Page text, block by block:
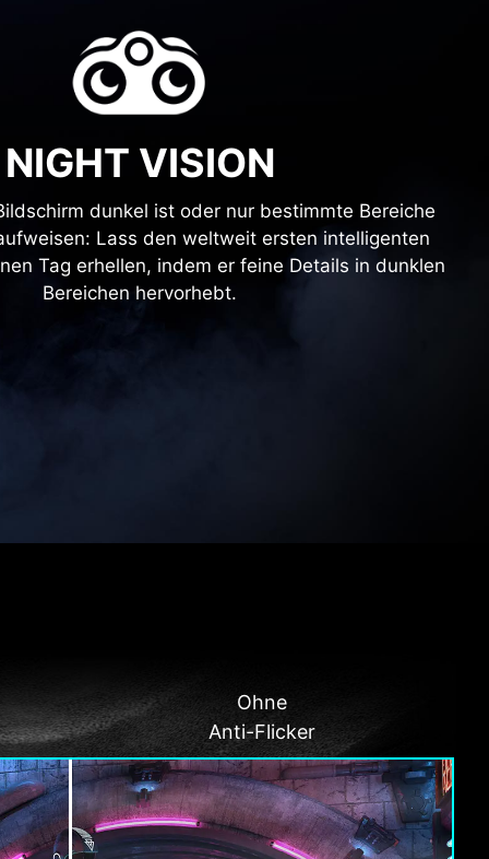
NIGHT VISION
dunkel ist oder nur bestimmte Bereiche
Lass den weltweit ersten intelligenten
Tag erhellen, indem er feine Details in dunklen
Bereichen hervorhebt.
Ohne
Anti-Flicker